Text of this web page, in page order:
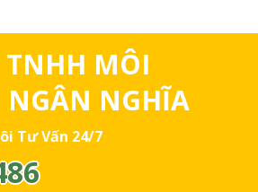
TNHH MÔI
NGHĨA
Tư Vấn 24/7